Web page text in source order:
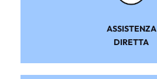
ASSISTENZA
DIRETTA